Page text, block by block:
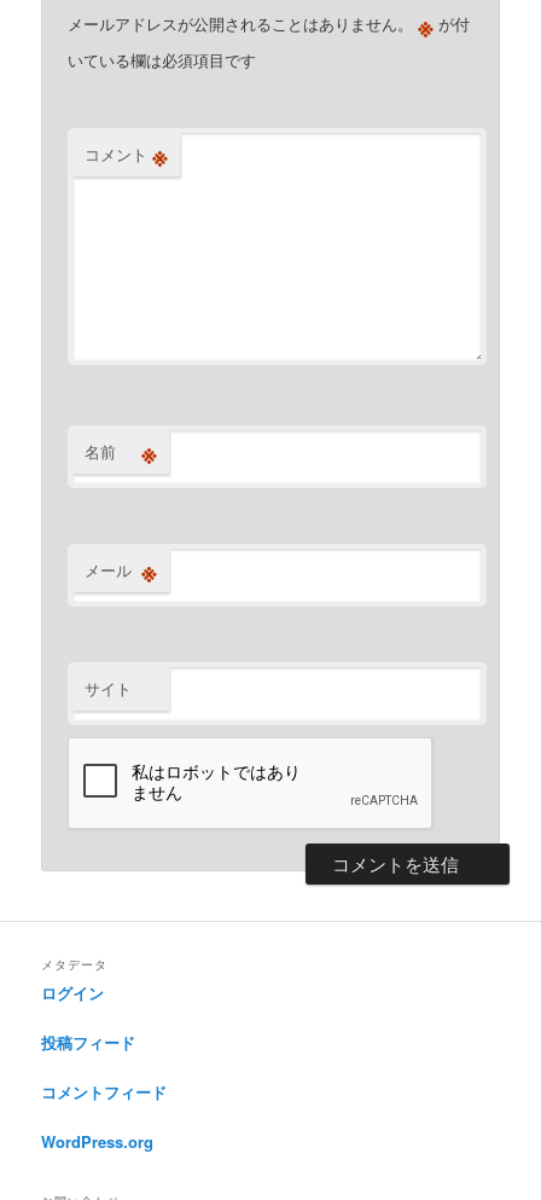
メールアドレスが公開されることはありません。 ※ が付
いている欄は必須項目です
コメント ※
名前 ※
メール ※
サイト
メタデータ
ログイン
投稿フィード
コメントフィード
WordPress.org